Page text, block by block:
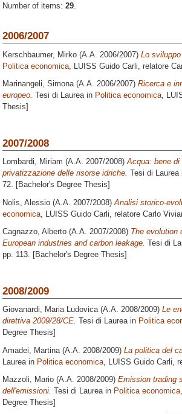
Number of items: 29.
2006/2007
Kerschbaumer, Mirko (A.A. 2006/2007) Lo
Politica economica , LUISS Guido Carli, relatore
Marinangeli, Simona(A.A. 2006/2007) Ricerca e
europeo. Tesi di Laurea in Politica economica,
Thesis]
2007/2008
Lombardi, Miriam (A.A. 2007/2008)Acqua: bene
privatizzazione delle risorse idriche. Tesi di Laurea
72. [Bachelor's Degree Thesis]
Nolis, Alessio (A.A. 2007/2008) Analisi storico-
economica , LUISS Guido Carli, relatore Carlo
Cagnazzo, Alberto (A.A. 2007/2008) The evolution
European industries and carbon leakage. Tesi di
pp. 113. [Bachelor's Degree Thesis]
2008/2009
Giovanardi, Maria Ludovica(A.A. 2008/2009) Le
direttiva 2009/28/CE. Tesi di Laurea in Politica
Degree Thesis]
Amadei, Martina (A.A. 2008/2009) La politica del
Laurea in Politica economica , LUISS Guido Carli,
Mazzoli, Mario (A.A. 2008/2009) Emission trading
dell'emissioni. Tesi di Laurea in Politica economica
Degree Thesis]